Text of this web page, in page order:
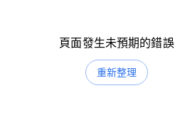
頁面發生未預期的錯誤
重新整理